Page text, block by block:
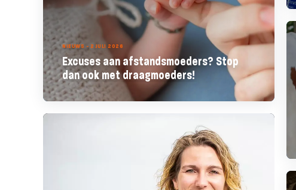
NIEUWS - 2 JULI 2026
Excuses aan afstandsmoeders? Stop
dan ook met draagmoeders!